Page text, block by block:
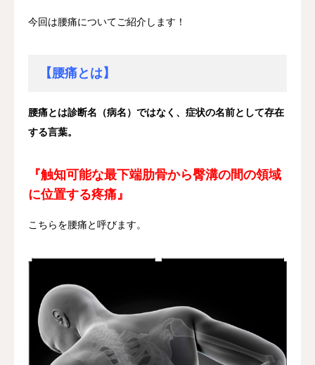
今回は腰痛についてご紹介します！
【腰痛とは】
腰痛とは診断名（病名）ではなく、症状の名前として存在
する言葉。
『触知可能な最下端肋骨から臀溝の間の領域
に位置する疼痛』
こちらを腰痛と呼びます。
良くある質問